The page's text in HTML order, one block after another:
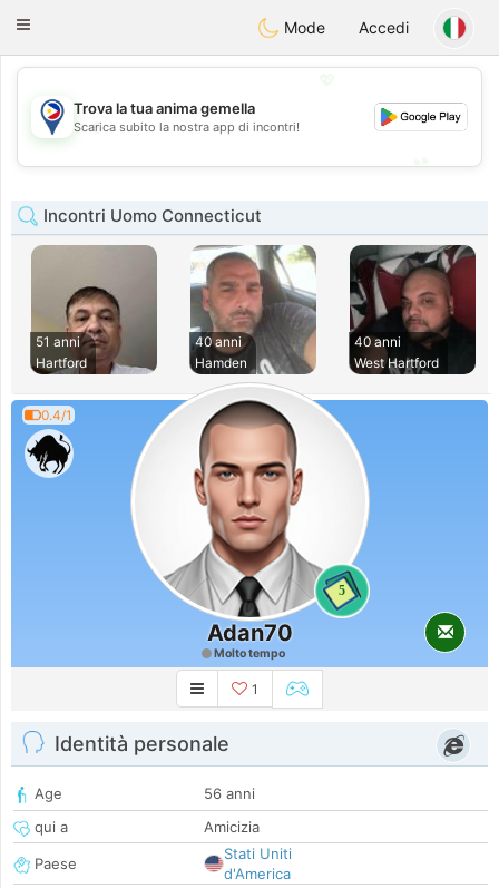
PhilippinesChat
Toggle
Mode Accedi
💖
💕
Trova la tua anima gemella
Scarica subito la nostra app di incontri!
Incontri Uomo Connecticut
51 anni
Hartford
40 anni
Hamden
40 anni
West Hartford
0.4/1
5
Adan70
Molto tempo
1
Identità personale
Age
56 anni
qui a
Amicizia
Paese
Stati Uniti
d'America